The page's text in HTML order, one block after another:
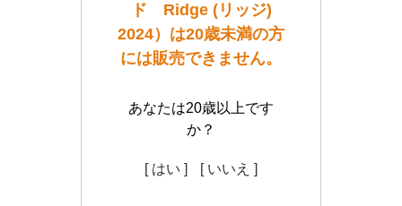
ド Ridge (リッジ)
2024）は20歳未満の方
には販売できません。
あなたは20歳以上です
か？
[ はい ] [ いいえ ]